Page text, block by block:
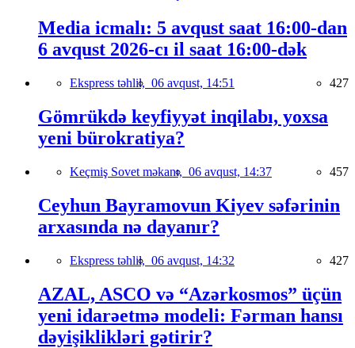
Media icmalı: 5 avqust saat 16:00-dan
6 avqust 2026-cı il saat 16:00-dək
Ekspress təhlil, 06 avqust, 14:51 427
Gömrükdə keyfiyyət inqilabı, yoxsa
yeni bürokratiya?
Keçmiş Sovet məkanı, 06 avqust, 14:37 457
Ceyhun Bayramovun Kiyev səfərinin
arxasında nə dayanır?
Ekspress təhlil, 06 avqust, 14:32 427
AZAL, ASCO və “Azərkosmos” üçün
yeni idarəetmə modeli: Fərman hansı
dəyişiklikləri gətirir?